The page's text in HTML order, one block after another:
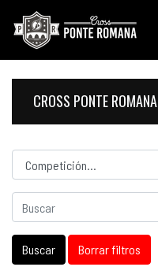
CROSS PONTE ROMANA
Competicion